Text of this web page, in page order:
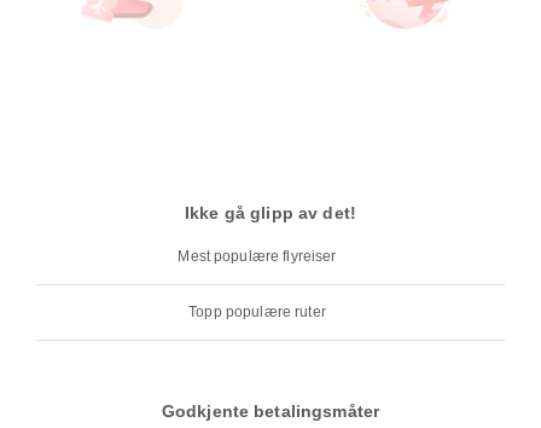
Ikke gå glipp av det!
Mest populære flyreiser
Topp populære ruter
Godkjente betalingsmåter